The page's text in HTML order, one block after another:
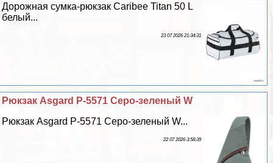
Дорожная сумка-рюкзак Caribee Titan 50 L
белый...
23 07 2026 21:34:31
Рюкзак Asgard Р-5571 Серо-зеленый W
Рюкзак Asgard Р-5571 Серо-зеленый W...
22 07 2026 3:58:39